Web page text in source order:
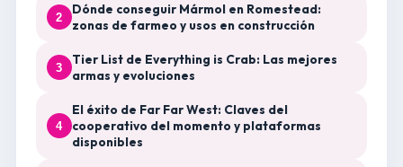
2
Dónde conseguir Mármol en Romestead:
zonas de farmeo y usos en construcción
3
Tier List de Everything is Crab: Las mejores
armas y evoluciones
4
El éxito de Far Far West: Claves del
cooperativo del momento y plataformas
disponibles